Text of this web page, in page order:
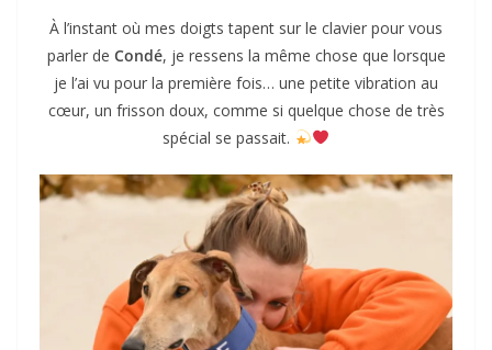
À l’instant où mes doigts tapent sur le clavier pour vous
parler de Condé, je ressens la même chose que lorsque
je l’ai vu pour la première fois… une petite vibration au
cœur, un frisson doux, comme si quelque chose de très
spécial se passait.